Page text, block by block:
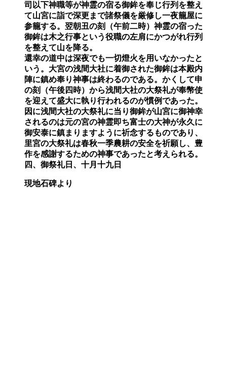
司以下神職等が神霊の宿る御鉾を奉じ行列を整え
て山宮に詣で深更まで諸祭儀を厳修し一夜籠屋に
参籠する。翌朝丑の刻（午前二時）神霊の宿った
御鉾は木之行事という役職の左肩にかつがれ行列
を整えて山を降る。
還幸の道中は深夜でも一切燈火を用いなかったと
いう。大宮の浅間大社に着御された御鉾は本殿内
陣に鎮め奉り神事は終わるのである。かくして申
の刻（午後四時）から浅間大社の大祭礼が奉幣使
を迎えて盛大に執り行われるのが慣例であった。
因に浅間大社の大祭礼に当り御鉾が山宮に御神幸
されるのは元の宮の神霊即ち富士の大神が永久に
御安泰に鎮まりますように祈念するものであり、
里宮の大祭礼は春秋一季農耕の安全を祈願し、豊
作を感謝するための神事であったと考えられる。
四、御祭礼日、十月十九日
現地石碑より